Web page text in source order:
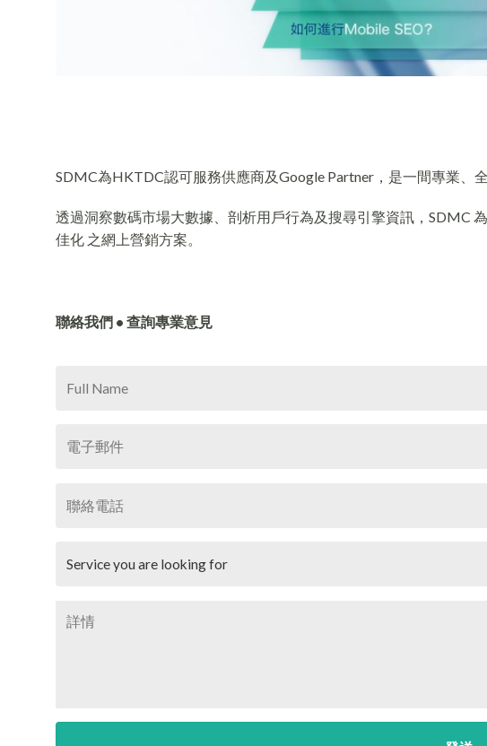
SDMC為HKTDC認可服務供應商及Google Partner，是一間專業、全
透過洞察數碼市場大數據、剖析用戶行為及搜尋引擎資訊，SDMC
佳化 之網上營銷方案。
聯絡我們 • 查詢專業意見